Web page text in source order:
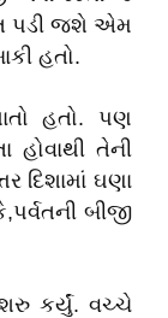
પડી જશે એમ
હતો.
હતો. પણ
હોવાથી તેની
દિશામાં ઘણા
,પર્વતની બીજી
કર્યું. વચ્ચે